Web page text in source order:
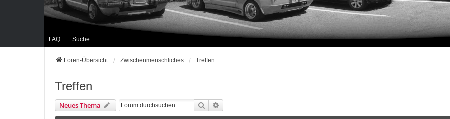
FAQ Suche
Foren-Übersicht Zwischenmenschliches Treffen
Treffen
Neues Thema Suche